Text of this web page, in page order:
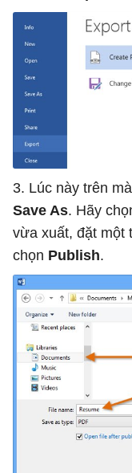
3. Lúc này trên
Save As. Hãy
vừa xuất, đặt một
chọn Publish.